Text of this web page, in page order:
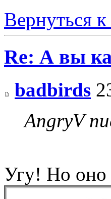
Вернуться к
Re: А вы
badbirds
AngryV
Угу! Но оно